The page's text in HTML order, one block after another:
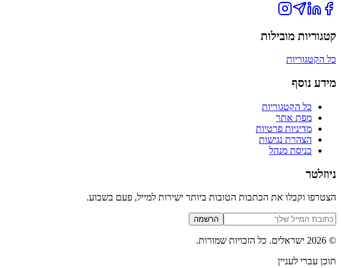
קטגוריות מובילות
כל הקטגוריות
מידע נוסף
כל הקטגוריות
מפת אתר
מדיניות פרטיות
הצהרת נגישות
כניסת מנהל
ניוזלטר
הצטרפו וקבלו את הכתבות הטובות ביותר ישירות למייל, פעם בשבוע.
הרשמה
©
2026 ישראלים. כל הזכויות שמורות.
תוכן עברי לעניין